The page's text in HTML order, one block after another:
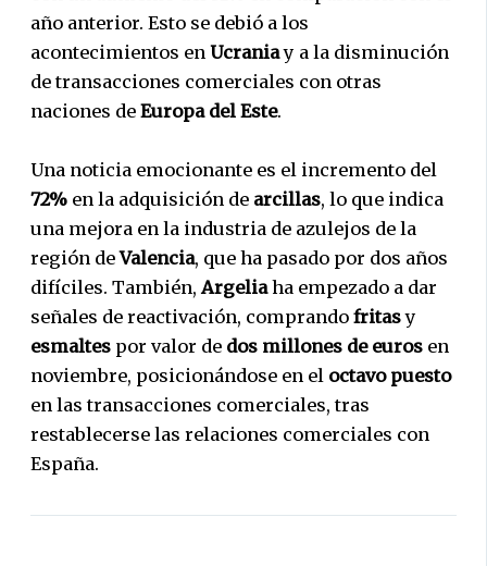
año anterior. Esto se debió a los
acontecimientos en Ucraniay a la disminución
de transacciones comerciales con otras
naciones de Europa del Este.
Una noticia emocionante es el incremento del
72% en la adquisición de arcillas, lo que indica
una mejora en la industria de azulejos de la
región deValencia, que ha pasado por dos años
difíciles. También,Argeliaha empezado a dar
señales de reactivación, comprando fritasy
esmaltes por valor de dos millones de euros en
noviembre, posicionándose en el octavo puesto
en las transacciones comerciales, tras
restablecerse las relaciones comerciales con
España.